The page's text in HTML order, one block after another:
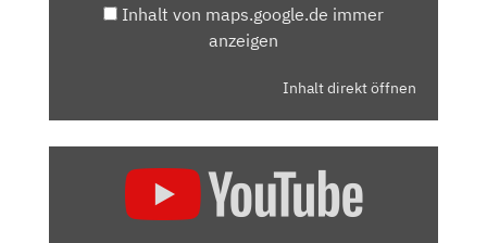
Inhalt von maps.google.de immer
anzeigen
Inhalt direkt öffnen